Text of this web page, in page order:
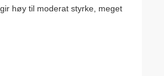
høy til moderat styrke, meget